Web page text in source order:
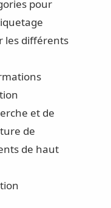
pour
les différents
et de
de
de haut